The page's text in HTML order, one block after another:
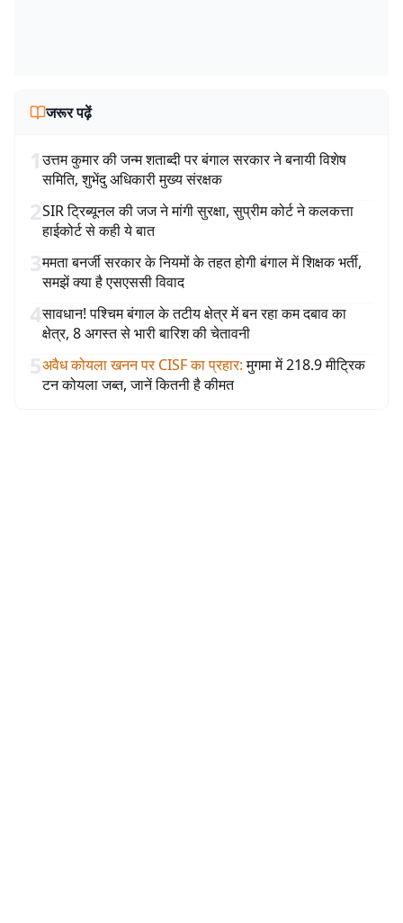
जरूर पढ़ें
1उत्तम कुमार की जन्म शताब्दी पर बंगाल सरकार ने बनायी विशेष
समिति, शुभेंदु अधिकारी मुख्य संरक्षक
2SIR ट्रिब्यूनल की जज ने मांगी सुरक्षा, सुप्रीम कोर्ट ने कलकत्ता
हाईकोर्ट से कही ये बात
3ममता बनर्जी सरकार के नियमों के तहत होगी बंगाल में शिक्षक भर्ती,
समझें क्या है एसएससी विवाद
4सावधान! पश्चिम बंगाल के तटीय क्षेत्र में बन रहा कम दबाव का
क्षेत्र, 8 अगस्त से भारी बारिश की चेतावनी
5अवैध कोयला खनन पर CISF का प्रहार: मुगमा में 218.9 मीट्रिक
टन कोयला जब्त, जानें कितनी है कीमत